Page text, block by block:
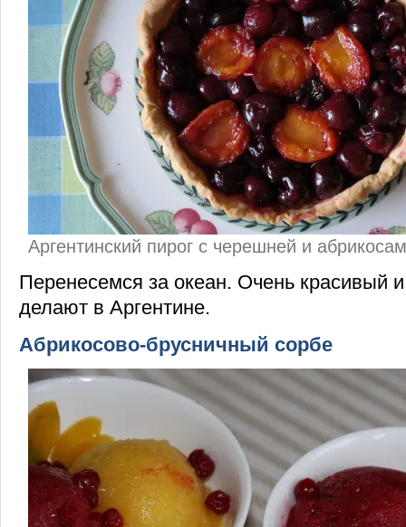
Аргентинский пирог с черешней и
Перенесемся за океан. Очень красивый
делают в Аргентине.
Абрикосово-брусничный сорбе